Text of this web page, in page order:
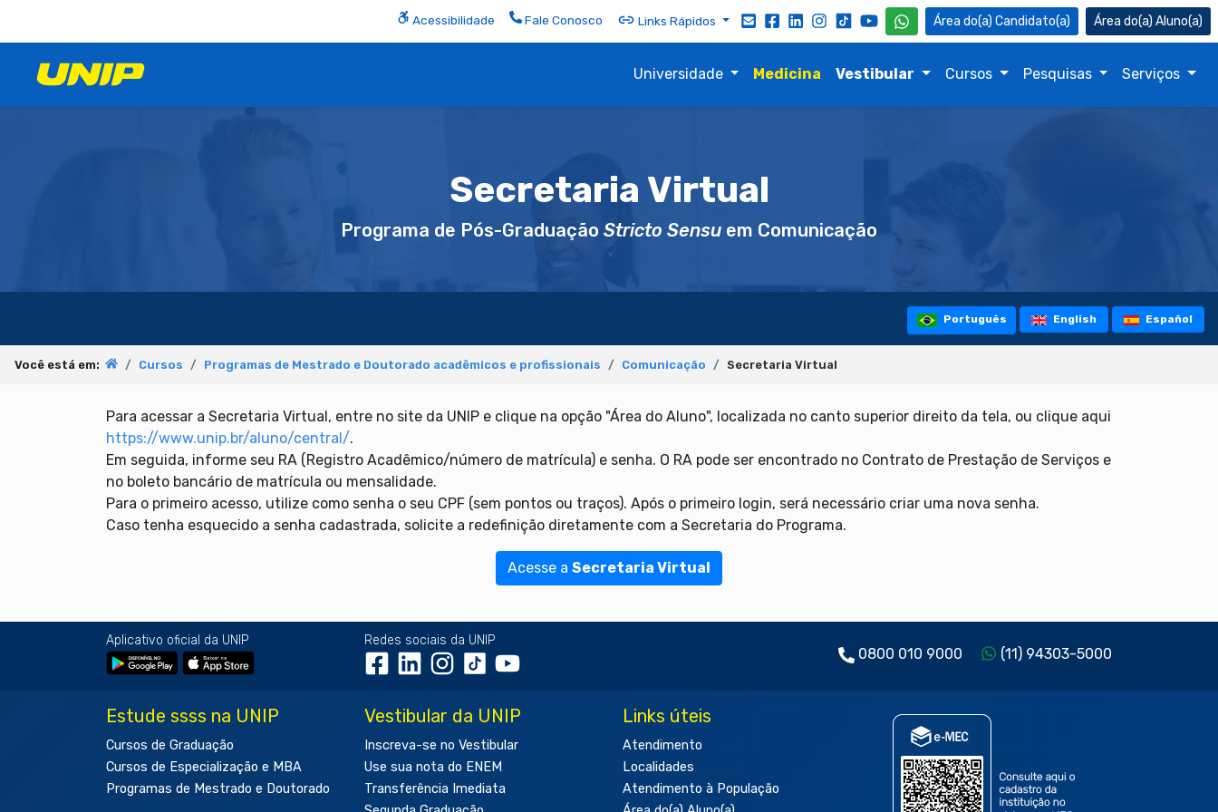
Acessibilidade Fale Conosco Links Rápidos Candidato(a) Aluno(a)
Universidade Medicina Vestibular Cursos Pesquisas Serviços
Secretaria Virtual
Programa de Pós-Graduação Stricto Sensu em Comunicação
Português English Español
Você está em: Cursos Programas de Mestrado e Doutorado acadêmicos e profissionais Comunicação Secretaria Virtual
Para acessar a Secretaria Virtual, entre no site da UNIP e clique na opção "Área do Aluno", localizada no canto superior direito da tela, ou clique aqui
https://www.unip.br/aluno/central/.
Em seguida, informe seu RA (Registro Acadêmico/número de matrícula) e senha. O RA pode ser encontrado no Contrato de Prestação de Serviços e
no boleto bancário de matrícula ou mensalidade.
Para o primeiro acesso, utilize como senha o seu CPF (sem pontos ou traços). Após o primeiro login, será necessário criar uma nova senha.
Caso tenha esquecido a senha cadastrada, solicite a redefinição diretamente com a Secretaria do Programa.
Acesse a Secretaria Virtual
Aplicativo oficial da UNIP Redes sociais da UNIP
0800 010 9000 (11) 94303-5000
Estude ssss na UNIP
Cursos de Graduação
Cursos de Especialização e MBA
Programas de Mestrado e Doutorado
Vestibular da UNIP
Inscreva-se no Vestibular
Use sua nota do ENEM
Transferência Imediata
Links úteis
Atendimento
Localidades
Atendimento à População